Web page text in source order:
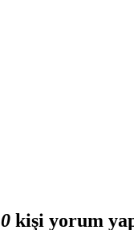
0 kişi yorum